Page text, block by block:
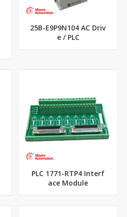
25B-E9P9N104 AC Driv
e / PLC
PLC 1771-RTP4 Interf
ace Module